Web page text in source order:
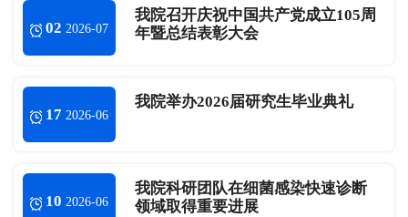
02 2026-07
我院召开庆祝中国共产党成立105周
年暨总结表彰大会
17 2026-06
我院举办2026届研究生毕业典礼
10 2026-06
我院科研团队在细菌感染快速诊断
领域取得重要进展